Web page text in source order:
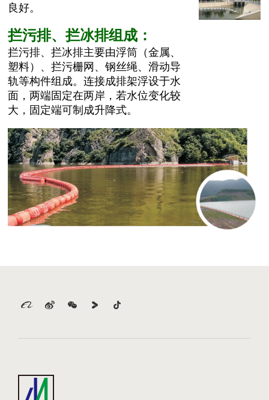
良好。
拦污排、拦冰排组成：
拦污排、拦冰排主要由浮筒（金属、
塑料）、拦污栅网、钢丝绳、滑动导
轨等构件组成。连接成排架浮设于水
面，两端固定在两岸，若水位变化较
大，固定端可制成升降式。